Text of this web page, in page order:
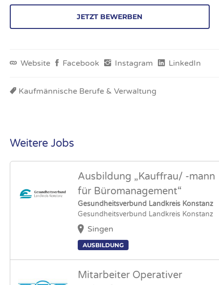
JETZT BEWERBEN
Website Facebook Instagram LinkedIn
Kaufmännische Berufe & Verwaltung
Weitere Jobs
Ausbildung „Kauffrau/ -mann
für Büromanagement“
Gesundheitsverbund Landkreis Konstanz
Gesundheitsverbund Landkreis Konstanz
Singen
AUSBILDUNG
Mitarbeiter Operativer